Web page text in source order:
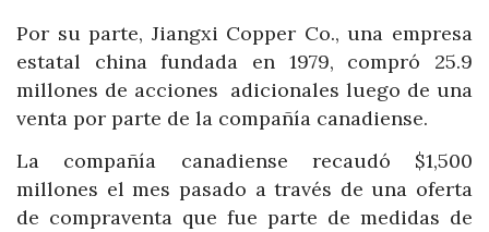
Por su parte, Jiangxi Copper Co., una empresa
estatal china fundada en 1979, compró 25.9
millones de acciones adicionales luego de una
venta por parte de la compañía canadiense.
La compañía canadiense recaudó $1,500
millones el mes pasado a través de una oferta
de compraventa que fue parte de medidas de